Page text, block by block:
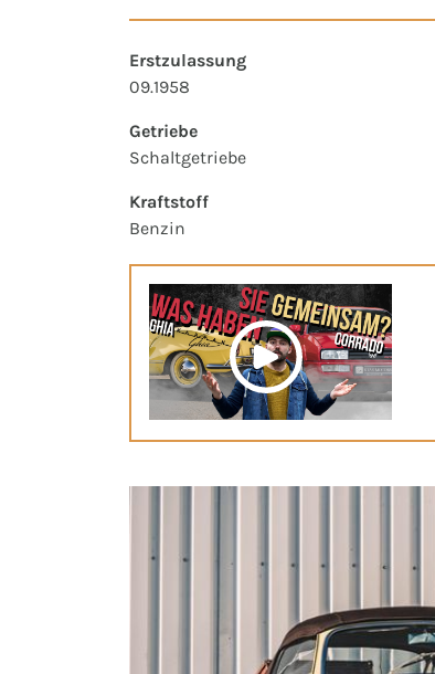
Erstzulassung
09.1958
Getriebe
Schaltgetriebe
Kraftstoff
Benzin